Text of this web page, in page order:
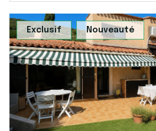
Exclusif Nouveauté